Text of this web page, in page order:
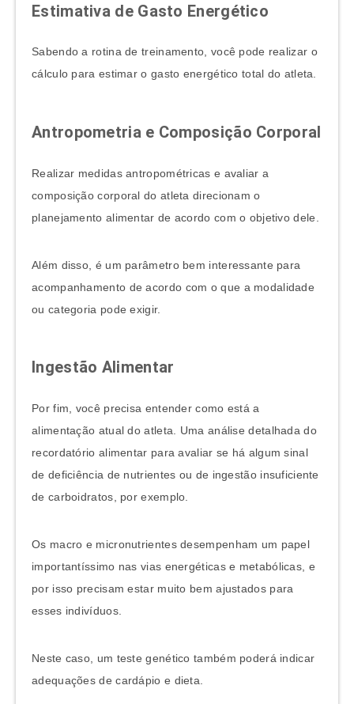
Estimativa de Gasto Energético
Sabendo a rotina de treinamento, você pode realizar o
cálculo para estimar o gasto energético total do atleta.
Antropometria e Composição Corporal
Realizar medidas antropométricas e avaliar a
composição corporal do atleta direcionam o
planejamento alimentar de acordo com o objetivo dele.
Além disso, é um parâmetro bem interessante para
acompanhamento de acordo com o que a modalidade
ou categoria pode exigir.
Ingestão Alimentar
Por fim, você precisa entender como está a
alimentação atual do atleta. Uma análise detalhada do
recordatório alimentar para avaliar se há algum sinal
de deficiência de nutrientes ou de ingestão insuficiente
de carboidratos, por exemplo.
Os macro e micronutrientes desempenham um papel
importantíssimo nas vias energéticas e metabólicas, e
por isso precisam estar muito bem ajustados para
esses indivíduos.
Neste caso, um teste genético também poderá indicar
adequações de cardápio e dieta.